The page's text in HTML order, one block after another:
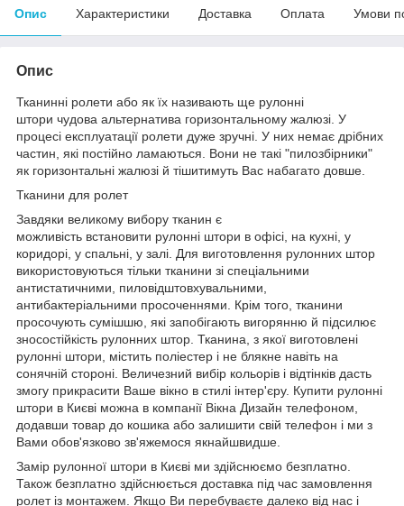
Опис Характеристики Доставка Оплата Умови
Опис
Тканинні ролети або як їх називають ще рулонні
штори чудова альтернатива горизонтальному жалюзі. У
процесі експлуатації ролети дуже зручні. У них немає дрібних
частин, які постійно ламаються. Вони не такі "пилозбірники"
як горизонтальні жалюзі й тішитимуть Вас набагато довше.
Тканини для ролет
Завдяки великому вибору тканин є
можливість встановити рулонні штори в офісі, на кухні, у
коридорі, у спальні, у залі. Для виготовлення рулонних штор
використовуються тільки тканини зі спеціальними
антистатичними, пиловідштовхувальними,
антибактеріальними просоченнями. Крім того, тканини
просочують сумішшю, які запобігають вигорянню й підсилює
зносостійкість рулонних штор. Тканина, з якої виготовлені
рулонні штори, містить поліестер і не блякне навіть на
сонячній стороні. Величезний вибір кольорів і відтінків дасть
змогу прикрасити Ваше вікно в стилі інтер'єру. Купити рулонні
штори в Києві можна в компанії Вікна Дизайн телефоном,
додавши товар до кошика або залишити свій телефон і ми з
Вами обов'язково зв'яжемося якнайшвидше.
Замір рулонної штори в Києві ми здійснюємо безплатно.
Також безплатно здійснюється доставка під час замовлення
ролет із монтажем. Якщо Ви перебуваєте далеко від нас і